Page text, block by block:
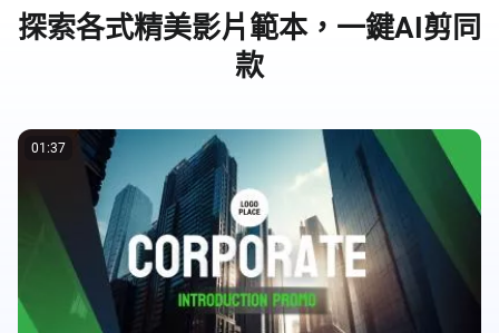
探索各式精美影片範本，一鍵AI剪同
款
01:37